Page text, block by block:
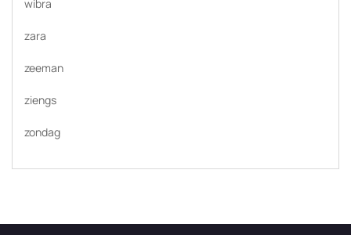
wibra
zara
zeeman
ziengs
zondag